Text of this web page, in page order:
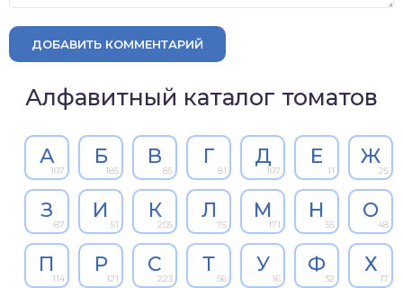
ДОБАВИТЬ КОММЕНТАРИЙ
Алфавитный каталог томатов
А
107
Б
185
В
85
Г
81
Д
107
Е
11
Ж
25
З
87
И
51
К
205
Л
75
М
171
Н
55
О
48
П
114
Р
121
С
223
Т
56
У
16
Ф
32
Х
17